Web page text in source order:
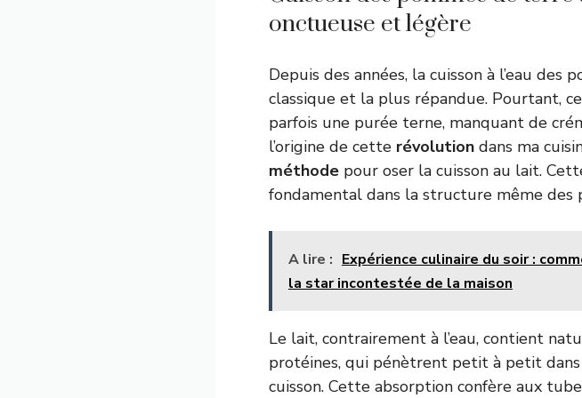
onctueuse et légère
Depuis des années, la cuisson à l’eau
classique et la plus répandue. Pourtant,
parfois une purée terne, manquant de
l’origine de cette révolution dans ma
méthode pour oser la cuisson au lait.
fondamental dans la structure même des
A lire : Expérience culinaire du soir :
la star incontestée de la maison
Le lait, contrairement à l’eau, contient
protéines, qui pénètrent petit à petit
cuisson. Cette absorption confère aux